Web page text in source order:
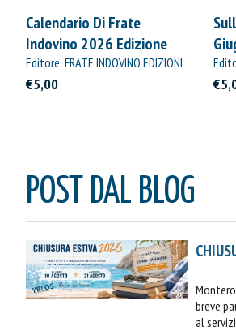
Calendario Di Frate
Indovino 2026 Edizione
Straordinaria
Editore: FRATE INDOVINO EDIZIONI
€5,00
POST DAL BLOG
breve
al